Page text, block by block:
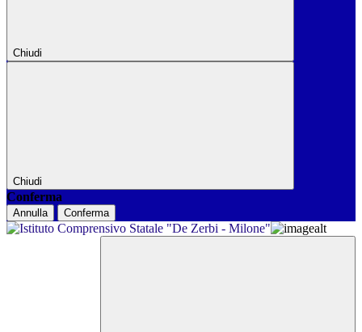
Chiudi
Chiudi
Conferma
Annulla Conferma